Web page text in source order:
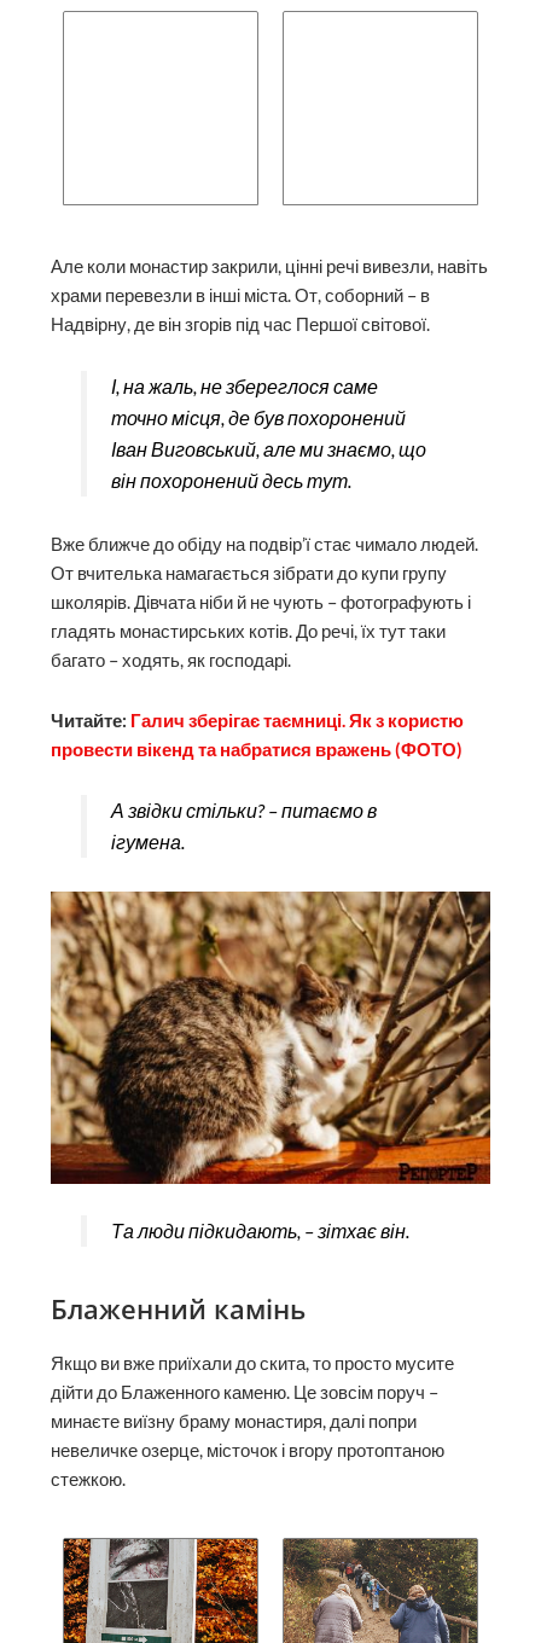
храми перевезли в інші міста. От, соборний – в
Надвірну, де він згорів під час Першої світової.
І, на жаль, не збереглося саме
Іван Виговський, але ми знаємо, що
він похоронений десь тут.
Вже ближче до обіду на подвір’ї стає чимало людей.
От вчителька намагається зібрати до купи групу
гладять монастирських котів. До речі, їх тут таки
багато – ходять, як господарі.
Читайте: Галич зберігає таємниці. Як з користю
провести вікенд та набратися вражень (ФОТО)
А звідки стільки? – питаємо в
ігумена.
Та люди підкидають, – зітхає він.
Блаженний камінь
Якщо ви вже приїхали до скита, то просто мусите
дійти до Блаженного каменю. Це зовсім поруч –
невеличке озерце, місточок і вгору протоптаною
стежкою.